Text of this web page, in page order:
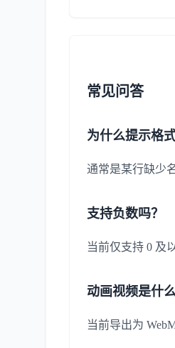
常见问答
为什么提示格
通常是某行缺少
支持负数吗？
当前仅支持 0 及
动画视频是什
当前导出为